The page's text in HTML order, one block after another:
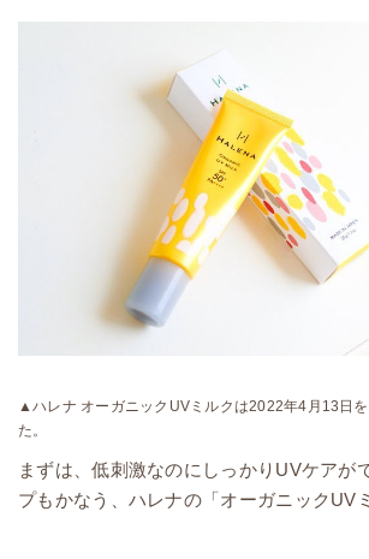
▲ハレナ オーガニックUVミルクは2022年4月13日
た。
まずは、低刺激なのにしっかりUVケアが
プもかなう、ハレナの「オーガニックUV